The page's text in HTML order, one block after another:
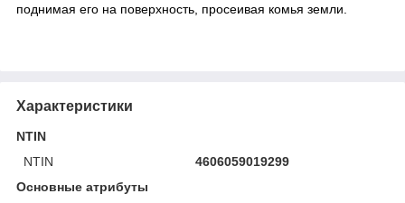
поднимая его на поверхность, просеивая комья земли.
Характеристики
NTIN
NTIN
4606059019299
Основные атрибуты